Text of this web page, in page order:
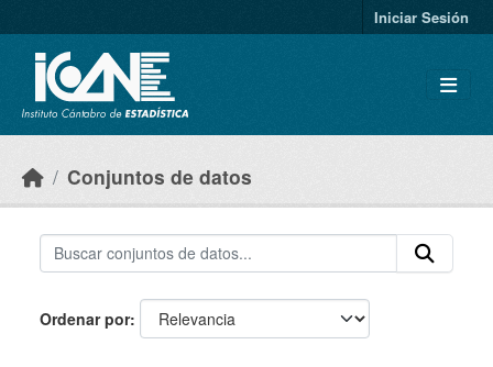
Iniciar Sesión
Conjuntos de datos
Ordenar por